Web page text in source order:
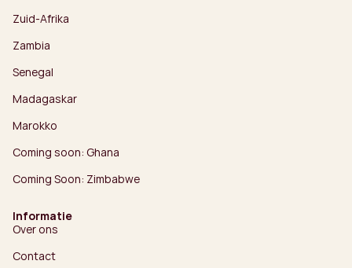
Zuid-Afrika
Zambia
Senegal
Madagaskar
Marokko
Coming soon: Ghana
Coming Soon: Zimbabwe
Informatie
Over ons
Contact